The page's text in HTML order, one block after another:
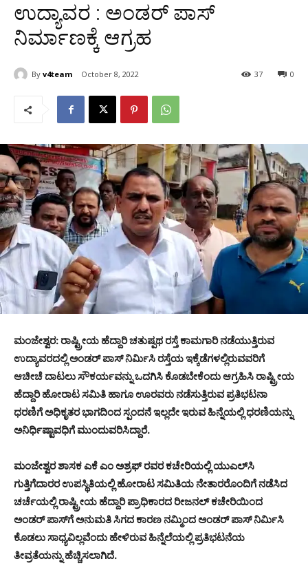
ಉದ್ಯಾವರ : ಅಂಡರ್ ಪಾಸ್
ನಿರ್ಮಾಣಕ್ಕೆ ಆಗ್ರಹ
By v4team October 8, 2022 0
37
ಮಂಜೇಶ್ವರ: ರಾಷ್ಟ್ರೀಯ ಹೆದ್ದಾರಿ ಚತುಷ್ಪಥ ರಸ್ತೆ ಕಾಮಗಾರಿ ನಡೆಯುತ್ತಿರುವ
ಉದ್ಯಾವರದಲ್ಲಿ ಅಂಡರ್ ಪಾಸ್ ನಿರ್ಮಿಸಿ ರಸ್ತೆಯ ಇಕ್ಕೆಡೆಗಳಲ್ಲಿರುವವರಿಗೆ
ಆಚೀಚೆ ದಾಟಲು ಸೌಕರ್ಯವನ್ನು ಒದಗಿಸಿ ಕೊಡಬೇಕೆಂದು ಆಗ್ರಹಿಸಿ ರಾಷ್ಟ್ರೀಯ
ಹೆದ್ದಾರಿ ಹೋರಾಟ ಸಮಿತಿ ಹಾಗೂ ಊರವರು ನಡೆಸುತ್ತಿರುವ ಪ್ರತಿಭಟನಾ
ಧರಣಿಗೆ ಅಧಿಕೃತರ ಭಾಗದಿಂದ ಸ್ಪಂದನೆ ಇಲ್ಲದೇ ಇರುವ ಹಿನ್ನೆಯಲ್ಲಿ ಧರಣಿಯನ್ನು
ಅನಿರ್ಧಿಷ್ಟಾವಧಿಗೆ ಮುಂದುವರಿಸಿದ್ದಾರೆ.
ಮಂಜೇಶ್ವರ ಶಾಸಕ ಎಕೆ ಎಂ ಅಶ್ರಫ್ ರವರ ಕಚೇರಿಯಲ್ಲಿ ಯುಎಲ್‍ಸಿ
ಗುತ್ತಿಗೆದಾರರ ಉಪಸ್ಥಿತಿಯಲ್ಲಿ ಹೋರಾಟ ಸಮಿತಿಯ ನೇತಾರರೊಂದಿಗೆ ನಡೆಸಿದ
ಚರ್ಚೆಯಲ್ಲಿ ರಾಷ್ಟ್ರೀಯ ಹೆದ್ದಾರಿ ಪ್ರಾಧಿಕಾರದ ರೀಜನಲ್ ಕಚೇರಿಯಿಂದ
ಅಂಡರ್ ಪಾಸ್‍ಗೆ ಅನುಮತಿ ಸಿಗದ ಕಾರಣ ನಮ್ಮಿಂದ ಅಂಡರ್ ಪಾಸ್ ನಿರ್ಮಿಸಿ
ಕೊಡಲು ಸಾಧ್ಯವಿಲ್ಲವೆಂದು ಹೇಳಿರುವ ಹಿನ್ನೆಲೆಯಲ್ಲಿ ಪ್ರತಿಭಟನೆಯ
ತೀವ್ರತೆಯನ್ನು ಹೆಚ್ಚಿಸಲಾಗಿದೆ.